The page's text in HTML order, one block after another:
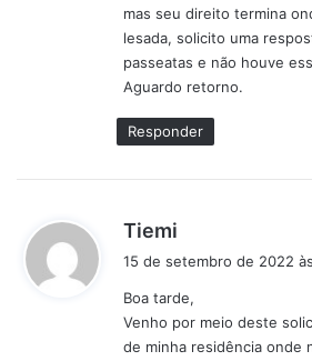
O encontro também contou
de diversas autoridades,
licenciado Aldir Júnior
PorOsvaldo Maya
Alianças
mas seu direito termina
lesada, solicito uma
passeatas e não houve
Aguardo retorno.
Responder
Tiemi
s
e
:
15 de setembro de 2022
Boa tarde,
Venho por meio deste
de minha residência onde